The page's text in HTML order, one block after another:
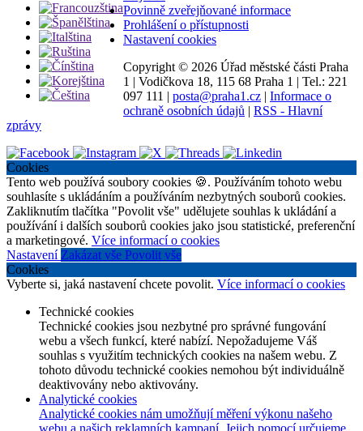
Povinně zveřejňované informace
Prohlášení o přístupnosti
Nastavení cookies
Copyright © 2026 Úřad městské části Praha
1 | Vodičkova 18, 115 68 Praha 1 | Tel.: 221
097 111 | posta@praha1.cz | Informace o
ochraně osobních údajů | RSS - Hlavní
zprávy
Cookies
Tento web používá soubory cookies 🍪. Používáním tohoto webu
souhlasíte s ukládáním a používáním nezbytných souborů cookies.
Zakliknutím tlačítka "Povolit vše" udělujete souhlas k ukládání a
používání i dalších souborů cookies jako jsou statistické, preferenční
a marketingové. Více informací o cookies
Nastavení Zakázat vše Povolit vše
Cookies
Vyberte si, jaká nastavení chcete povolit. Více informací o cookies
Technické cookies
Technické cookies jsou nezbytné pro správné fungování
webu a všech funkcí, které nabízí. Nepožadujeme Váš
souhlas s využitím technických cookies na našem webu. Z
tohoto důvodu technické cookies nemohou být individuálně
deaktivovány nebo aktivovány.
Analytické cookies
Analytické cookies nám umožňují měření výkonu našeho
webu a našich reklamních kampaní. Jejich pomocí určujeme